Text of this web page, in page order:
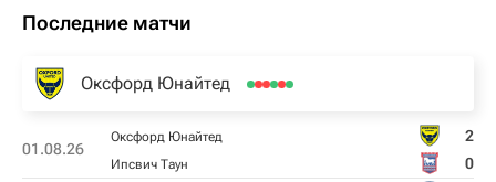
Последние матчи
Оксфорд Юнайтед
01.08.26
Оксфорд Юнайтед 2
Ипсвич Таун 0